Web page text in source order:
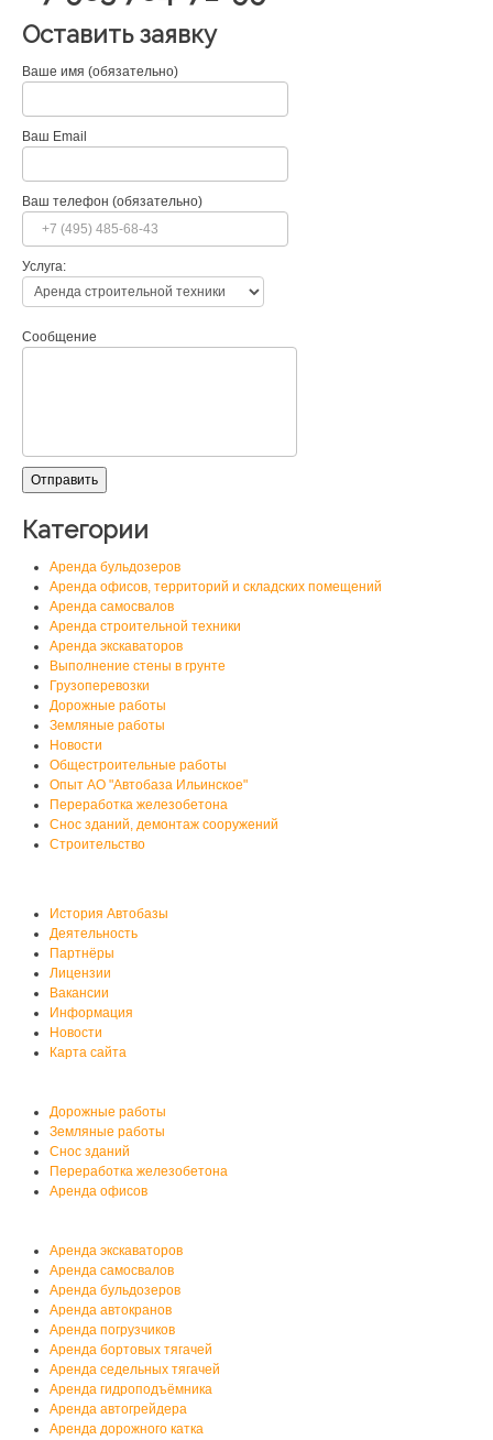
Оставить заявку
Ваше имя (обязательно)
Ваш Email
Ваш телефон (обязательно)
Услуга:
Сообщение
Категории
Аренда бульдозеров
Аренда офисов, территорий и складских помещений
Аренда самосвалов
Аренда строительной техники
Аренда экскаваторов
Выполнение стены в грунте
Грузоперевозки
Дорожные работы
Земляные работы
Новости
Общестроительные работы
Опыт АО "Автобаза Ильинское"
Переработка железобетона
Снос зданий, демонтаж сооружений
Строительство
История Автобазы
Деятельность
Партнёры
Лицензии
Вакансии
Информация
Новости
Карта сайта
Дорожные работы
Земляные работы
Снос зданий
Переработка железобетона
Аренда офисов
Аренда экскаваторов
Аренда самосвалов
Аренда бульдозеров
Аренда автокранов
Аренда погрузчиков
Аренда бортовых тягачей
Аренда седельных тягачей
Аренда гидроподъёмника
Аренда автогрейдера
Аренда дорожного катка